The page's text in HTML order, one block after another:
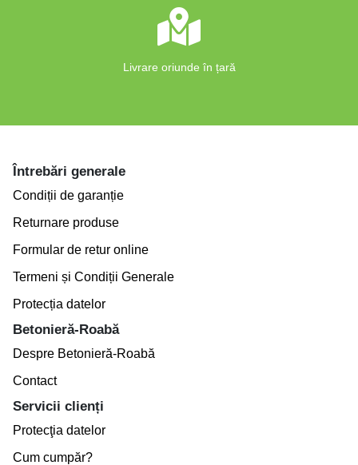
Livrare oriunde în țară
Întrebări generale
Condiții de garanție
Returnare produse
Formular de retur online
Termeni și Condiții Generale
Protecția datelor
Betonieră-Roabă
Despre Betonieră-Roabă
Contact
Servicii clienți
Protecţia datelor
Cum cumpăr?